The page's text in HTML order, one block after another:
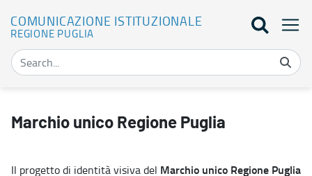
COMUNICAZIONE ISTITUZIONALE
REGIONE PUGLIA
Marchio unico Regione Puglia
Il progetto di identità visiva del Marchio unico Regione Puglia